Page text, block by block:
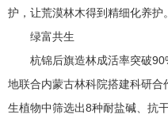
护，让荒漠林木得到精细化养护
绿富共生
杭锦后旗造林成活率突破
地联合内蒙古林科院搭建科研
生植物中筛选出8种耐盐碱、抗